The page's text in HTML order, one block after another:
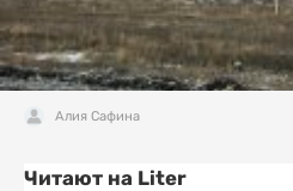
Алия Сафина
Читают на Liter